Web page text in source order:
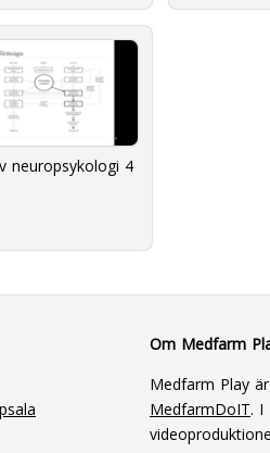
neuropsykologi 4
Om Medfarm
Medfarm Play
MedfarmDoIT. I